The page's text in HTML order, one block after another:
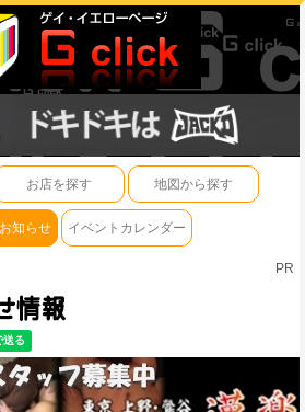
お店を探す 地図から探す
知らせ イベントカレンダー
PR